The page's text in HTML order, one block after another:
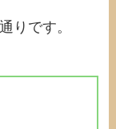
りです。